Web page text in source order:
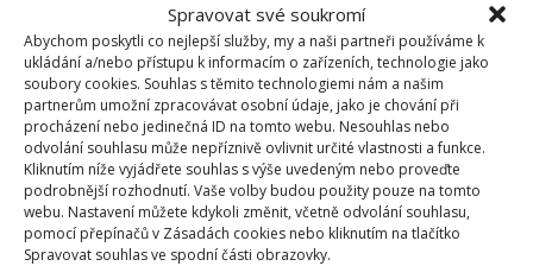
Spravovat své soukromí
Abychom poskytli co nejlepší služby, my a naši partneři používáme k
ukládání a/nebo přístupu k informacím o zařízeních, technologie jako
soubory cookies. Souhlas s těmito technologiemi nám a našim
partnerům umožní zpracovávat osobní údaje, jako je chování při
procházení nebo jedinečná ID na tomto webu. Nesouhlas nebo
odvolání souhlasu může nepříznivě ovlivnit určité vlastnosti a funkce.
Kliknutím níže vyjádřete souhlas s výše uvedeným nebo proveďte
podrobnější rozhodnutí. Vaše volby budou použity pouze na tomto
webu. Nastavení můžete kdykoli změnit, včetně odvolání souhlasu,
pomocí přepínačů v Zásadách cookies nebo kliknutím na tlačítko
Spravovat souhlas ve spodní části obrazovky.
materiál, který by se jim mohl v budoucnosti hodit. V
poslední samostatně stojící chatě pak mají sprchu,
mrazák a kompostovatelnou toaletu.